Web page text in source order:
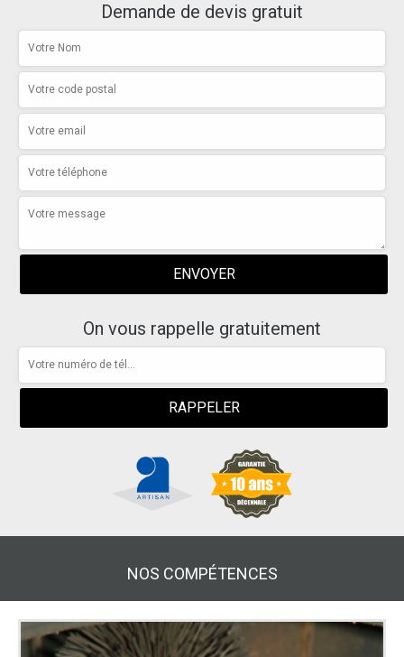
Demande de devis gratuit
On vous rappelle gratuitement
NOS COMPÉTENCES